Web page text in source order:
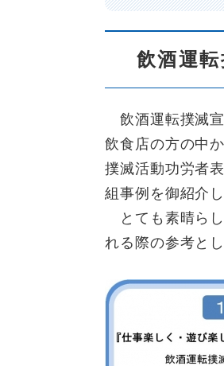
飲酒運
飲酒運転撲滅宣
飲食店の方の中
撲滅活動功労者
組事例を御紹介し
とても素晴らし
れる際の参考と